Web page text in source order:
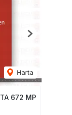
Harta
Next
672 MP